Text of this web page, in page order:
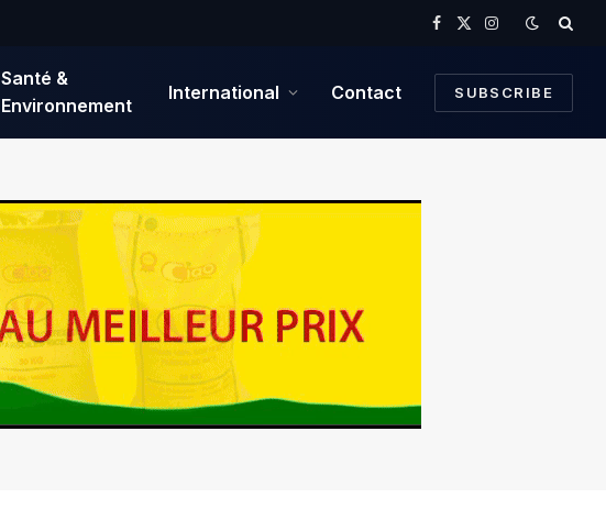
Facebook
X
Instagram
Santé &
Environnement
International Contact SUBSCRIBE